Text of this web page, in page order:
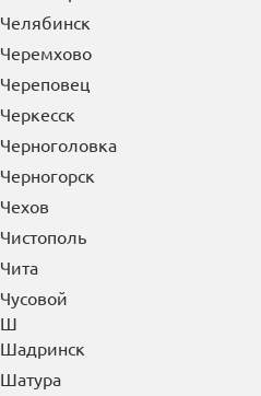
Химки
Хотьково
Чайковский
Чапаевск
Чебоксары
Челябинск
Черемхово
Череповец
Черкесск
Черноголовка
Черногорск
Чехов